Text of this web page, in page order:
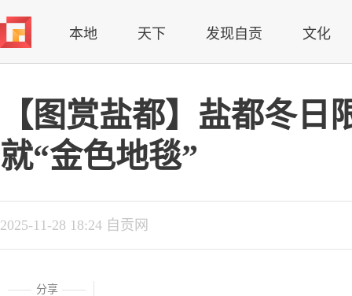
本地 天下 发现自贡 文化
【图赏盐都】盐都冬
就“金色地毯”
2025-11-28 18:24 自贡网
分享